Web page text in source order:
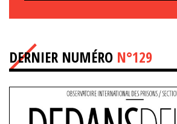
DERNIER NUMÉRO N°129